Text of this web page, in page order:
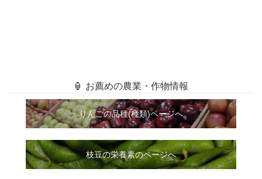
🏮 お薦めの農業・作物情報
りんごの品種(種類)ページへ
枝豆の栄養素のページへ